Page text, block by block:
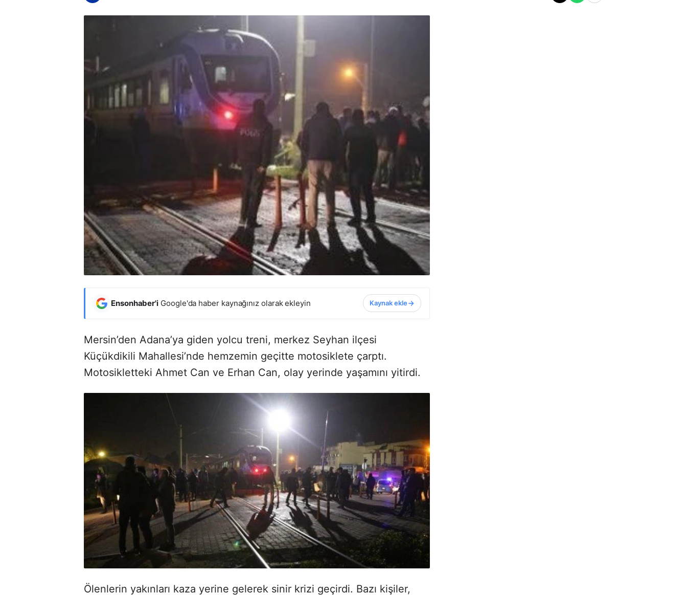
Ensonhaber'i Google'da haber kaynağınız olarak ekleyin Kaynak ekle
Mersin’den Adana’ya giden yolcu treni, merkez Seyhan ilçesi
Küçükdikili Mahallesi’nde hemzemin geçitte motosiklete çarptı.
Motosikletteki Ahmet Can ve Erhan Can, olay yerinde yaşamını yitirdi.
Ölenlerin yakınları kaza yerine gelerek sinir krizi geçirdi. Bazı kişiler,